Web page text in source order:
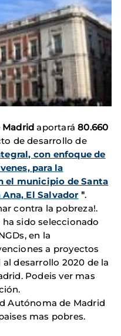
aportará80.660
de desarrollo de
con enfoque de
para la
el municipio de Santa
El Salvador".
contra la pobreza!.
sido seleccionado
en la
a proyectos
desarrollo 2020 de la
Podeis ver mas
Autónoma de Madrid
mas pobres.